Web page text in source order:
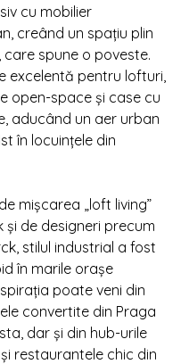
cu mobilier
creând un spațiu plin
spune o poveste.
excelentă pentru lofturi,
open-space și case cu
aducând un aer urban
în locuințele din
mișcarea „loft living”
și de designeri precum
stilul industrial a fost
în marile orașe
poate veni din
convertite din Praga
dar și din hub-urile
restaurantele chic din